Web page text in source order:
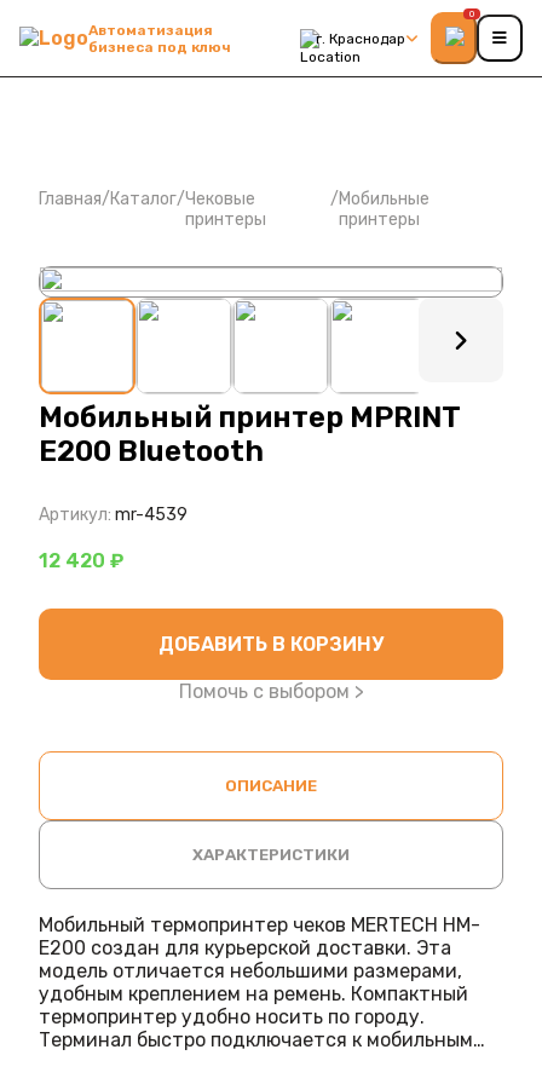
Автоматизация
бизнеса под ключ
г. Краснодар
0
Главная/Каталог/Чековые
принтеры
/Мобильные
принтеры
: ?>
Мобильный принтер MPRINT
E200 Bluetooth
Артикул: mr-4539
12 420 ₽
ДОБАВИТЬ В КОРЗИНУ
Помочь с выбором >
ОПИСАНИЕ
ХАРАКТЕРИСТИКИ
Мобильный термопринтер чеков MERTECH HM-
E200 создан для курьерской доставки. Эта
модель отличается небольшими размерами,
удобным креплением на ремень. Компактный
термопринтер удобно носить по городу.
Терминал быстро подключается к мобильным